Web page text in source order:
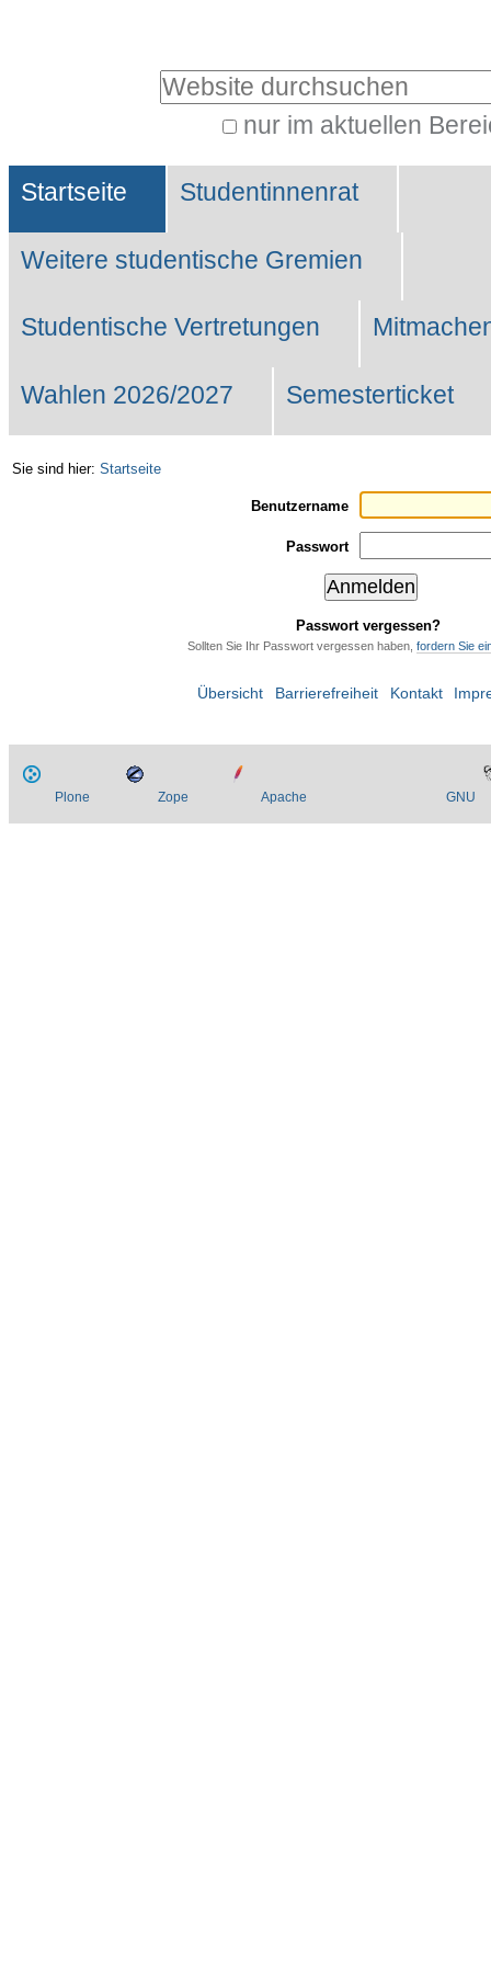
Website durchsuchen
nur im aktuellen
Suche…
Sektionen
Startseite Studentinnenrat
Weitere studentische Gremien
Studentische Vertretungen
Wahlen 2026/2027 Semesterticket
Sie sind hier: Startseite
Benutzername
Passwort
Passwort vergessen?
Sollten Sie Ihr Passwort vergessen haben, fordern Sie
Übersicht Barrierefreiheit Kontakt
Plone Zope Apache GNU